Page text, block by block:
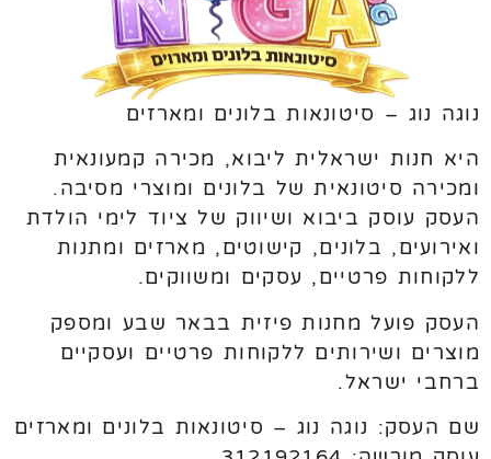
נוגה נוג – סיטונאות בלונים ומארזים
היא חנות ישראלית ליבוא, מכירה קמעונאית
ומכירה סיטונאית של בלונים ומוצרי מסיבה.
העסק עוסק ביבוא ושיווק של ציוד לימי הולדת
ואירועים, בלונים, קישוטים, מארזים ומתנות
ללקוחות פרטיים, עסקים ומשווקים.
העסק פועל מחנות פיזית בבאר שבע ומספק
מוצרים ושירותים ללקוחות פרטיים ועסקיים
ברחבי ישראל.
שם העסק: נוגה נוג – סיטונאות בלונים ומארזים